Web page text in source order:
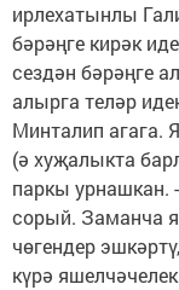
ирлехатынлы
бәрәңге кирәк
сездән бәрәңге
алырга теләр
Минталип агага.
(ә хуҗалыкта
паркы урнашкан.
сорый. Заманча
чөгендер
күрә